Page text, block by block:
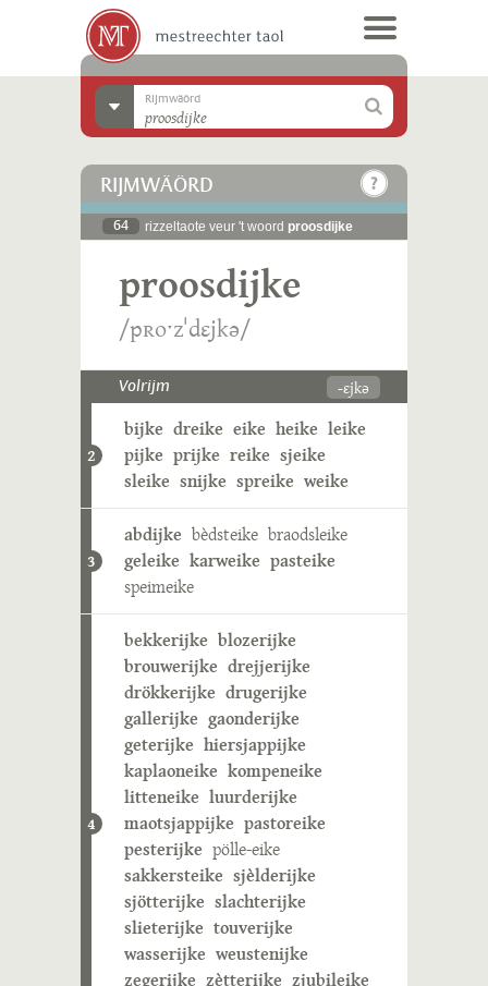
Rijmwäörd
RIJMWÄÖRD
64 rizzeltaote veur 't woord proosdijke
proosdijke
/pʀoˑzˈdɛjkə/
Volrijm -ɛjkə
2
bijke dreike eike heike leike
pijke prijke reike sjeike
sleike snijke spreike weike
3
abdijke bèdsteike braodsleike
geleike karweike pasteike
speimeike
4
bekkerijke blozerijke
brouwerijke drejjerijke
drökkerijke drugerijke
gallerijke gaonderijke
geterijke hiersjappijke
kaplaoneike kompeneike
litteneike luurderijke
maotsjappijke pastoreike
pesterijke pölle-eike
sakkersteike sjèlderijke
sjötterijke slachterijke
slieterijke touverijke
wasserijke weustenijke
zegerijke zètterijke zjubileike